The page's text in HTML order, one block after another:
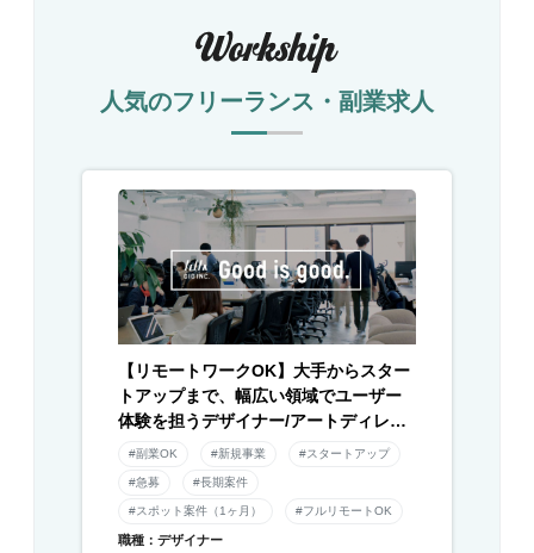
人気のフリーランス・副業求人
【リモートワークOK】大手からスター
トアップまで、幅広い領域でユーザー
体験を担うデザイナー/アートディレク
ター募集！
#副業OK #新規事業 #スタートアップ
#急募 #長期案件
#スポット案件（1ヶ月） #フルリモートOK
職種：デザイナー